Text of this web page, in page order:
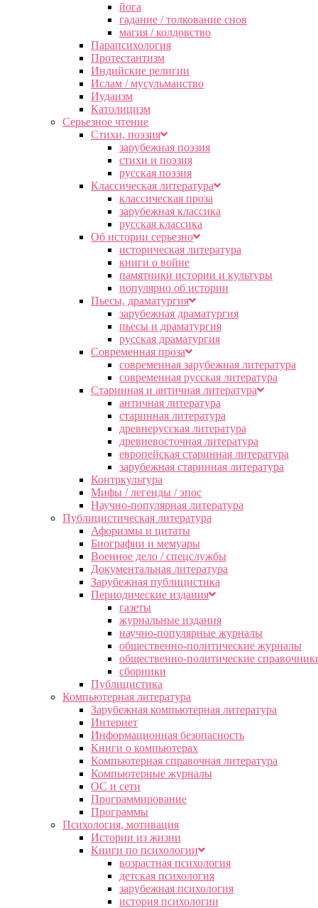
йога
гадание / толкование снов
магия / колдовство
Парапсихология
Протестантизм
Индийские религии
Ислам / мусульманство
Иудаизм
Католицизм
Серьезное чтение
Cтихи, поэзия
зарубежная поэзия
стихи и поэзия
русская поэзия
Классическая литература
классическая проза
зарубежная классика
русская классика
Об истории серьезно
историческая литература
книги о войне
памятники истории и культуры
популярно об истории
Пьесы, драматургия
зарубежная драматургия
пьесы и драматургия
русская драматургия
Современная проза
современная зарубежная литература
современная русская литература
Старинная и античная литература
античная литература
старинная литература
древнерусская литература
древневосточная литература
европейская старинная литература
зарубежная старинная литература
Контркультура
Мифы / легенды / эпос
Научно-популярная литература
Публицистическая литература
Афоризмы и цитаты
Биографии и мемуары
Военное дело / спецслужбы
Документальная литература
Зарубежная публицистика
Периодические издания
газеты
журнальные издания
научно-популярные журналы
общественно-политические журналы
общественно-политические
сборники
Публицистика
Компьютерная литература
Зарубежная компьютерная литература
Интернет
Информационная безопасность
Книги о компьютерах
Компьютерная справочная литература
Компьютерные журналы
ОС и сети
Программирование
Программы
Психология, мотивация
Истории из жизни
Книги по психологии
возрастная психология
детская психология
зарубежная психология
история психологии